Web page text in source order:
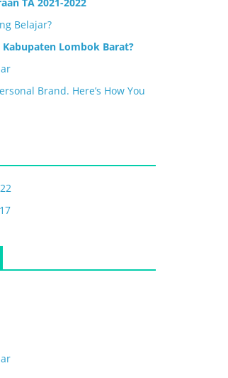
Belajar?
Kabupaten Lombok Barat?
Brand. Here’s How You